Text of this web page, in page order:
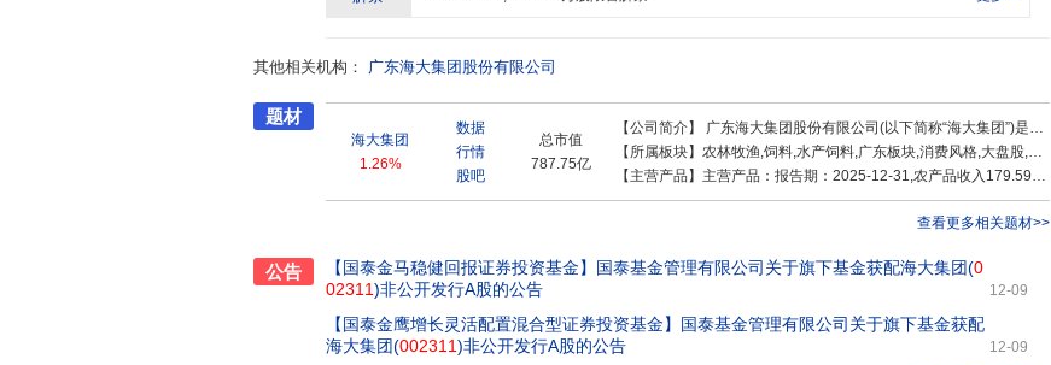
值。养殖户的信赖已是海大业务持续发展最坚实的基础。10000+人服务热忱的专业团队近15年来,海大集团累计科
地,基地固定投资近3亿元。公司汇聚了超3500人的研发团队;建立了从动物遗传与育种、动物营养与饲料、动物医
学与生物制药、微生态工程、生物化工、蛋白质工程到健康养殖等七大专业研究体系。广泛布局健康养殖研究,辅
之高效的研发机制,海大在水产和畜禽饲料、鱼虾苗种、动保等农业领域的丰硕研发成果,拥有发明专利技术200多
等奖;以及8项省级奖项,其中有2项荣获广东省科技进步奖一等奖,1项荣获湖北省科技进步奖一等奖,1项荣获广东省
专利金奖,其他4项荣获省部级科学技术奖或农业技术推广奖二等奖。以科研助推企业持续快速成长,已经逐步转变
为海大独特的竞争力!海大集团怀着为中国农业发展做出贡献的赤子之心,“海纳百川,有容乃大”博大胸怀和强有力的
以“专业化、服务型、科技型、国际化”企业为目标,以智慧、坚守、激情书写着公司发展的璀璨篇章。农业是关系食
品安全的健康产业,也是影响国民生存质量的根基产业,还是探寻人与万物关系的生命产业。海大的未来,将向着成为
其他相关机构： 广东海大集团股份有限公司
题材
海大集团
1.26%
数据
行情
股吧
总市值
787.75亿
【公司简介】 广东海大集团股份有限公司(以下简称“海大集团”)是以科技为主导的全球化农业龙头企业,1998年成立于中国广州,业务涵盖动物营养、动物育种、动保疫苗、智慧养殖、食品加工等现代农牧全产业链,位列2025年中国企业500强第229位、《财富》中国500强第192位、中国民营企业500
【所属板块】 农林牧渔,饲料,水产饲料,广东板块,消费风格,大盘股,行业龙头,标准普尔,富时罗素,深证100R,MSCI中国,深股通,融资融券,深成500,HS300_,水产概念,猪肉概念
【主营产品】 主营产品：报告期：2025-12-31,农产品收入179.59亿 ，占比13.98% ，利润24.52亿 ，占比18.47% ，毛利率13.66%；动保产品收入8.91亿 ，占比0.69% ，利润4.05亿 ，占比3.05% ，毛利率45.47%；贸易业务收入41.25亿 ，占比3.21% ，利润1.08亿 ，占比0.81% ，毛利率2.61%；饲料收入1052.58亿 ，占比81.93% ，利润101.82亿 ，占比76.7% ，毛利率9.67%；其他收入2.36亿 ，占比0.18% ，利润1.27亿 ，占比0.96% ，毛利率53.97%
查看更多相关题材>>
公告 【国泰金马稳健回报证券投资基金】 国泰基金管理有限公司关于旗下基金获配海大集团(0
02311)非公开发行A股的公告 12-09
【国泰金鹰增长灵活配置混合型证券投资基金】 国泰基金管理有限公司关于旗下基金获配
海大集团(002311)非公开发行A股的公告
12-09